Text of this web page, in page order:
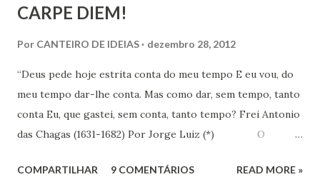
CARPE DIEM!
Por CANTEIRO DE IDEIAS dezembro 28, 2012
“Deus pede hoje estrita conta do meu tempo E eu vou, do
meu tempo dar-lhe conta. Mas como dar, sem tempo, tanto
conta Eu, que gastei, sem conta, tanto tempo? Frei Antonio
das Chagas (1631-1682) Por Jorge Luiz (*) O
no dia 18 último, resultado de pesquisa que revela que em
COMPARTILHAR 9 COMENTÁRIOS READ MORE »